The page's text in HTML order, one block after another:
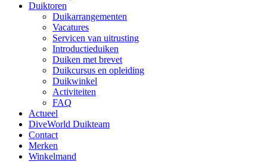
Duiktoren
Duikarrangementen
Vacatures
Servicen van uitrusting
Introductieduiken
Duiken met brevet
Duikcursus en opleiding
Duikwinkel
Activiteiten
FAQ
Actueel
DiveWorld Duikteam
Contact
Merken
Winkelmand